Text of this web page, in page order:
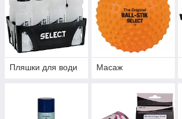
Пляшки для води Масаж